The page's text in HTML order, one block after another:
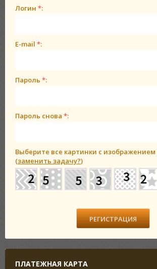
Логин *:
E-mail *:
Пароль *:
Пароль снова *:
Выберите все картинки с
(заменить задачу?)
ПЛАТЕЖНАЯ КАРТА